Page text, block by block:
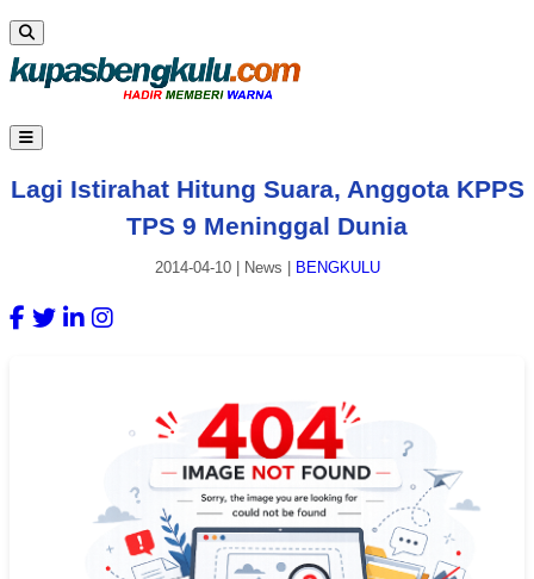
Lagi Istirahat Hitung Suara, Anggota KPPS
TPS 9 Meninggal Dunia
2014-04-10| News BENGKULU